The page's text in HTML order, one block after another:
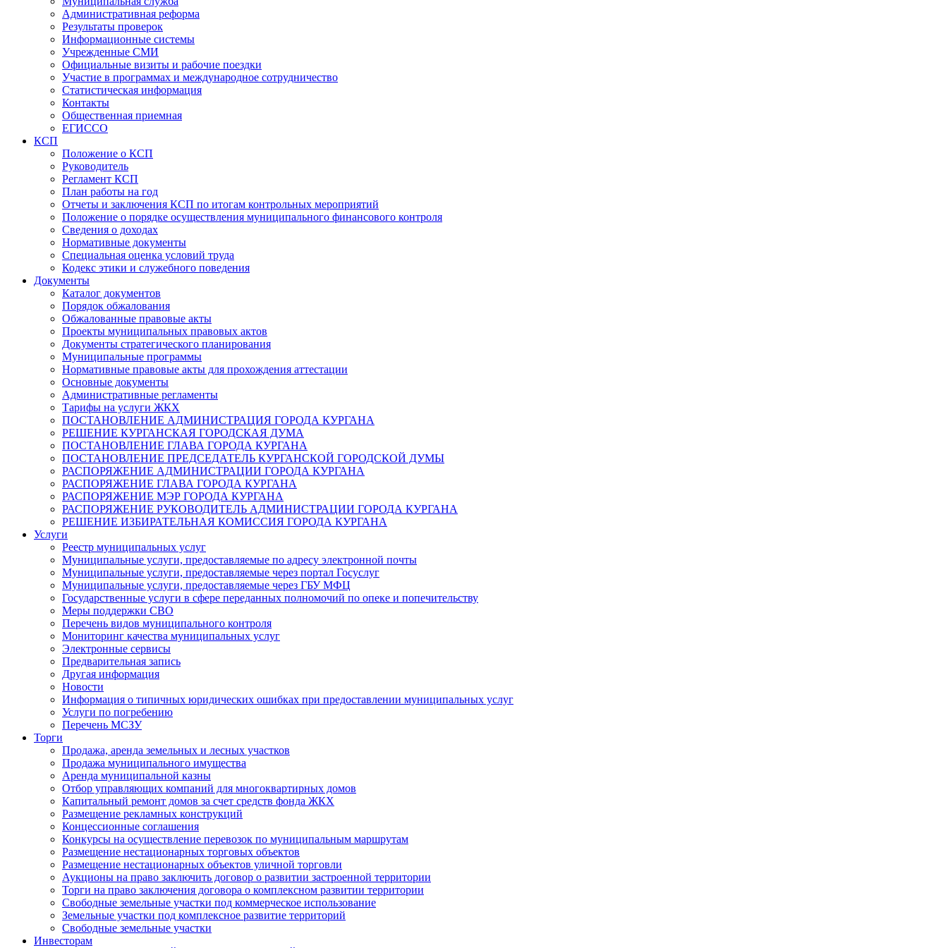
Административная реформа
Результаты проверок
Информационные системы
Учрежденные СМИ
Официальные визиты и рабочие поездки
Участие в программах и международное сотрудничество
Статистическая информация
Контакты
Общественная приемная
ЕГИССО
КСП
Положение о КСП
Руководитель
Регламент КСП
План работы на год
Отчеты и заключения КСП по итогам контрольных мероприятий
Положение о порядке осуществления муниципального финансового контроля
Сведения о доходах
Нормативные документы
Специальная оценка условий труда
Кодекс этики и служебного поведения
Документы
Каталог документов
Порядок обжалования
Обжалованные правовые акты
Проекты муниципальных правовых актов
Документы стратегического планирования
Муниципальные программы
Нормативные правовые акты для прохождения аттестации
Основные документы
Административные регламенты
Тарифы на услуги ЖКХ
ПОСТАНОВЛЕНИЕ АДМИНИСТРАЦИЯ ГОРОДА КУРГАНА
РЕШЕНИЕ КУРГАНСКАЯ ГОРОДСКАЯ ДУМА
ПОСТАНОВЛЕНИЕ ГЛАВА ГОРОДА КУРГАНА
ПОСТАНОВЛЕНИЕ ПРЕДСЕДАТЕЛЬ КУРГАНСКОЙ ГОРОДСКОЙ ДУМЫ
РАСПОРЯЖЕНИЕ АДМИНИСТРАЦИИ ГОРОДА КУРГАНА
РАСПОРЯЖЕНИЕ ГЛАВА ГОРОДА КУРГАНА
РАСПОРЯЖЕНИЕ МЭР ГОРОДА КУРГАНА
РАСПОРЯЖЕНИЕ РУКОВОДИТЕЛЬ АДМИНИСТРАЦИИ ГОРОДА КУРГАНА
РЕШЕНИЕ ИЗБИРАТЕЛЬНАЯ КОМИССИЯ ГОРОДА КУРГАНА
Услуги
Реестр муниципальных услуг
Муниципальные услуги, предоставляемые по адресу электронной почты
Муниципальные услуги, предоставляемые через портал Госуслуг
Муниципальные услуги, предоставляемые через ГБУ МФЦ
Государственные услуги в сфере переданных полномочий по опеке и попечительству
Меры поддержки СВО
Перечень видов муниципального контроля
Мониторинг качества муниципальных услуг
Электронные сервисы
Предварительная запись
Другая информация
Новости
Информация о типичных юридических ошибках при предоставлении муниципальных услуг
Услуги по погребению
Перечень МСЗУ
Торги
Продажа, аренда земельных и лесных участков
Продажа муниципального имущества
Аренда муниципальной казны
Отбор управляющих компаний для многоквартирных домов
Капитальный ремонт домов за счет средств фонда ЖКХ
Размещение рекламных конструкций
Концессионные соглашения
Конкурсы на осуществление перевозок по муниципальным маршрутам
Размещение нестационарных торговых объектов
Размещение нестационарных объектов уличной торговли
Аукционы на право заключить договор о развитии застроенной территории
Торги на право заключения договора о комплексном развитии территории
Свободные земельные участки под коммерческое использование
Земельные участки под комплексное развитие территорий
Свободные земельные участки
Инвесторам